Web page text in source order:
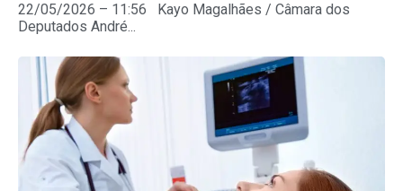
22/05/2026 – 11:56 Kayo Magalhães / Câmara dos
Deputados André...